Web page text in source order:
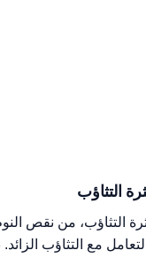
التثاؤب
التثاؤب، من نقص
مع التثاؤب